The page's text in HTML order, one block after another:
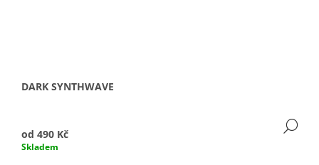
DARK SYNTHWAVE
od 490 Kč
Skladem